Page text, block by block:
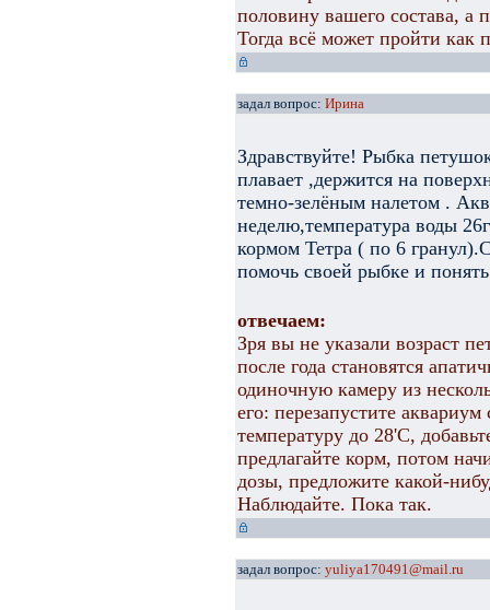
половину вашего состава, а
Тогда всё может пройти как
задал вопрос: Ирина
Здравствуйте! Рыбка
плавает ,держится на
темно-зелёным налетом .
неделю,температура воды
кормом Тетра ( по 6
помочь своей рыбке и
отвечаем:
Зря вы не указали возраст
после года становятся
одиночную камеру из
его: перезапустите
температуру до 28'С,
предлагайте корм, потом
дозы, предложите какой-
Наблюдайте. Пока так.
задал вопрос: yuliya170491@mail.ru